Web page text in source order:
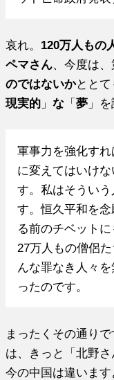
哀れ。 120万人もの
ペマさん、今度は
のではないかとと
現実的 」な 「夢 」
軍事力を強化す
に変えてはいけ
す。私はそうい
す。恒久平和を
る前のチベット
27万人もの僧侶
んな罪なき人々
ったのです。
まったくその通り
は、きっと「北野
今の中国は違います